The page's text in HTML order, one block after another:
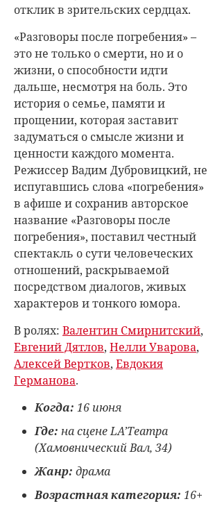
отклик в зрительских сердцах.
«Разговоры после погребения» –
это не только о смерти, но и о
жизни, о способности идти
дальше, несмотря на боль. Это
история о семье, памяти и
прощении, которая заставит
задуматься о смысле жизни и
ценности каждого момента.
Режиссер Вадим Дубровицкий, не
испугавшись слова «погребения»
в афише и сохранив авторское
название «Разговоры после
погребения», поставил честный
спектакль о сути человеческих
отношений, раскрываемой
посредством диалогов, живых
характеров и тонкого юмора.
В ролях: Валентин Смирнитский,
Евгений Дятлов, Нелли Уварова,
Алексей Вертков, Евдокия
Германова.
Когда: 16 июня
Где: на сцене LA’Театра
(Хамовнический Вал, 34)
Жанр: драма
Возрастная категория: 16+